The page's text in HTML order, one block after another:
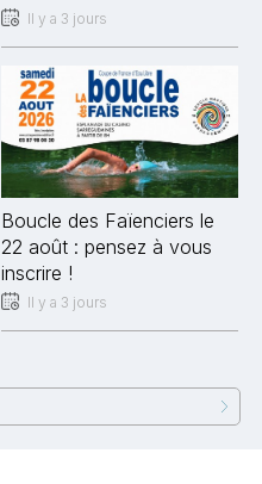
Il y a 3 jours
Boucle des Faïenciers le
22 août : pensez à vous
inscrire !
Il y a 3 jours